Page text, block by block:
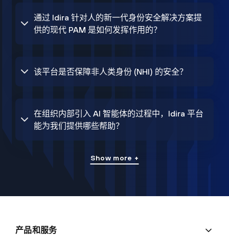
通过 Idira 针对人的新一代身份安全解决方案提
供的现代 PAM 是如何发挥作用的？
该平台是否保障非人类身份 (NHI) 的安全？
在组织内部引入 AI 智能体的过程中，Idira 平台
能为我们提供哪些帮助？
Show more +
产品和服务